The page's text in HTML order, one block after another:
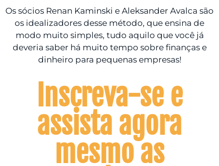
Os sócios Renan Kaminski e Aleksander Avalca são
os idealizadores desse método, que ensina de
modo muito simples, tudo aquilo que você já
deveria saber há muito tempo sobre finanças e
dinheiro para pequenas empresas!
Inscreva-se e
assista agora
mesmo as